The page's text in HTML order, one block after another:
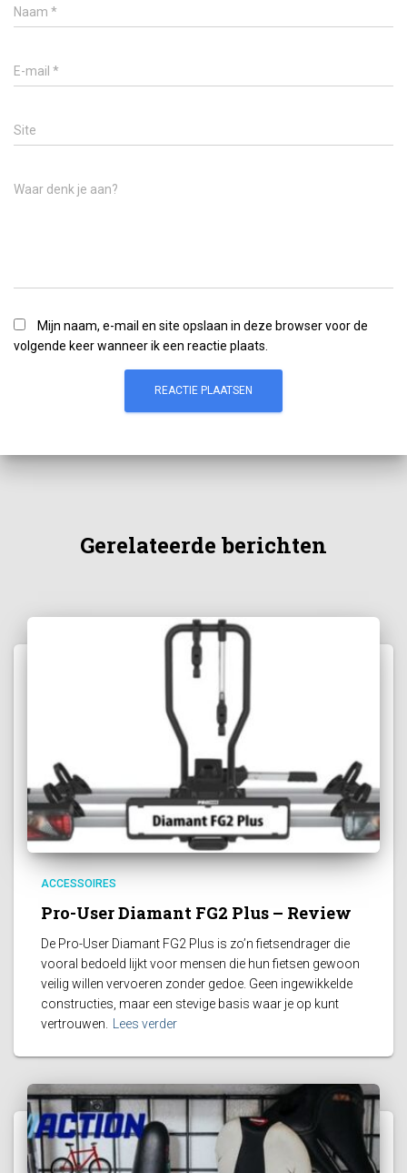
Naam *
E-mail *
Site
Waar denk je aan?
Mijn naam, e-mail en site opslaan in deze browser voor de
volgende keer wanneer ik een reactie plaats.
Gerelateerde berichten
ACCESSOIRES
Pro-User Diamant FG2 Plus – Review
De Pro-User Diamant FG2 Plus is zo’n fietsendrager die
vooral bedoeld lijkt voor mensen die hun fietsen gewoon
veilig willen vervoeren zonder gedoe. Geen ingewikkelde
constructies, maar een stevige basis waar je op kunt
vertrouwen.
Lees verder